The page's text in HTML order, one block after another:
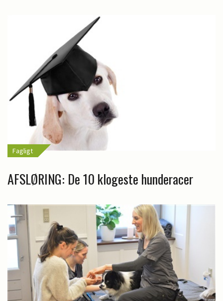
Fagligt
AFSLØRING: De 10 klogeste hunderacer